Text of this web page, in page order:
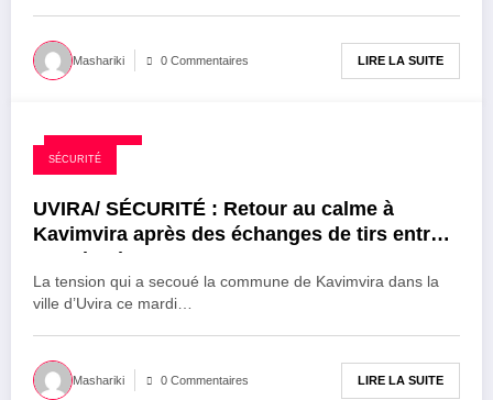
Mashariki 0 Commentaires LIRE LA SUITE
26 août 2025
SÉCURITÉ
UVIRA/ SÉCURITÉ : Retour au calme à
Kavimvira après des échanges de tirs entre
Wazalendo et FARDC
La tension qui a secoué la commune de Kavimvira dans la
ville d’Uvira ce mardi…
Mashariki 0 Commentaires LIRE LA SUITE